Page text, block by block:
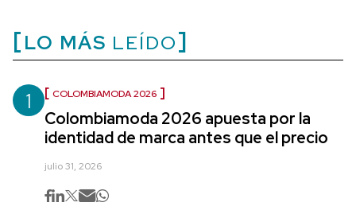
LO MÁS LEÍDO
1 COLOMBIAMODA 2026
Colombiamoda 2026 apuesta por la
identidad de marca antes que el precio
julio 31, 2026